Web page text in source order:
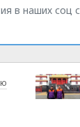
в наших соц